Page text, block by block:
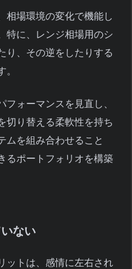
相場環境の変化で機能し
特に、レンジ相場用のシ
り、その逆をしたりする
。
フォーマンスを見直し、
切り替える柔軟性を持ち
ムを組み合わせること
るポートフォリオを構築
ない
ットは、感情に左右され